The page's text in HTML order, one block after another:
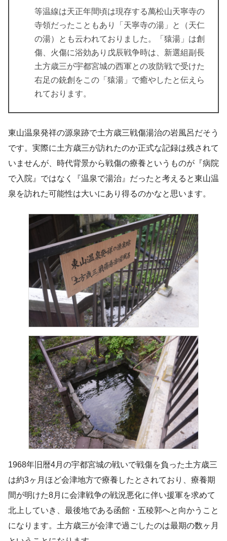
等温線は天正年間頃は現存する萬松山天寧寺の
寺領だったこともあり「天寧寺の湯」と（天仁
の湯）とも云われておりました。「猿湯」は創
傷、火傷に浴効あり戊辰戦争時は、新選組副長
土方歳三が宇都宮城の西軍との攻防戦で受けた
右足の銃創をこの「猿湯」で癒やしたと伝えら
れております。
東山温泉発祥の源泉跡で土方歳三戦傷湯治の岩風呂だそう
です。実際に土方歳三が訪れたのか正式な記録は残されて
いませんが、時代背景から戦傷の療養というものが『病院
で入院』ではなく『温泉で湯治』だったと考えると東山温
泉を訪れた可能性は大いにあり得るのかなと思います。
1968年旧暦4月の宇都宮城の戦いで戦傷を負った土方歳三
は約3ヶ月ほど会津地方で療養したとされており、療養期
間が明けた8月に会津戦争の戦況悪化に伴い援軍を求めて
北上していき、最後地である函館・五稜郭へと向かうこと
になります。土方歳三が会津で過ごしたのは最期の数ヶ月